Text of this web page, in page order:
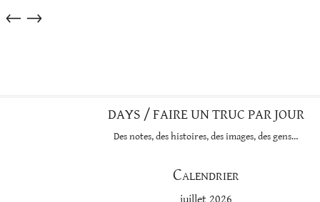
Articles
→
←
DAYS / FAIRE UN TRUC PAR JOUR
Des notes, des histoires, des images, des gens…
Calendrier